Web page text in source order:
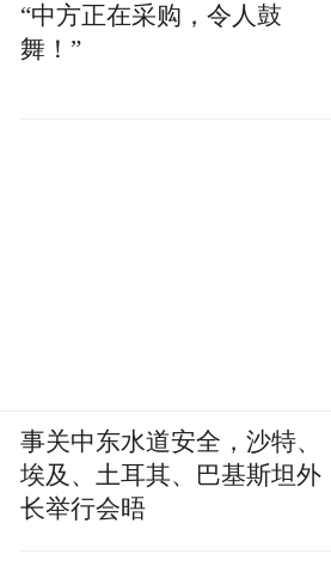
“中方正在采购，令人鼓
舞！”
事关中东水道安全，沙特、
埃及、土耳其、巴基斯坦外
长举行会晤